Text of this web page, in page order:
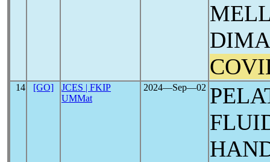
14 [GO]
JCES | FKIP
UMMat
2024―Sep―02